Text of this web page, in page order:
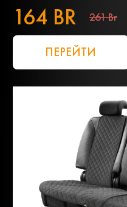
164 BR 261 Br
ПЕРЕЙТИ